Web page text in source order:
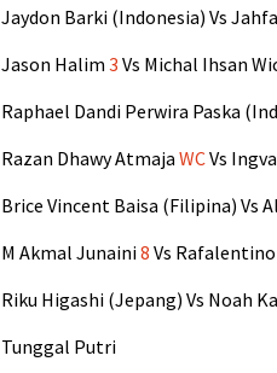
Jaydon Barki (Indonesia) Vs
Jason Halim 3 Vs Michal Ihsan
Raphael Dandi Perwira Paska
Razan Dhawy Atmaja WCVs
Brice Vincent Baisa (Filipina) Vs
M Akmal Junaini8 Vs
Riku Higashi (Jepang) Vs Noah
Tunggal Putri